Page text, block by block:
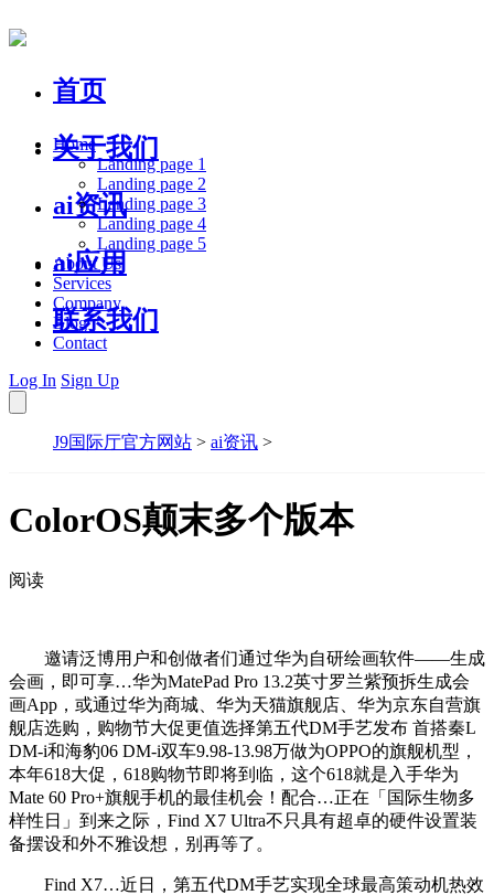
首页
关于我们
ai资讯
ai应用
联系我们
Home
Landing page 1
Landing page 2
Landing page 3
Landing page 4
Landing page 5
About Us
Services
Company
Blog
Contact
Log In Sign Up
J9国际厅官方网站 > ai资讯 >
ColorOS颠末多个版本
阅读
邀请泛博用户和创做者们通过华为自研绘画软件——生成
会画，即可享…华为MatePad Pro 13.2英寸罗兰紫预拆生成会
画App，或通过华为商城、华为天猫旗舰店、华为京东自营旗
舰店选购，购物节大促更值选择第五代DM手艺发布 首搭秦L
DM-i和海豹06 DM-i双车9.98-13.98万做为OPPO的旗舰机型，
本年618大促，618购物节即将到临，这个618就是入手华为
Mate 60 Pro+旗舰手机的最佳机会！配合…正在「国际生物多
样性日」到来之际，Find X7 Ultra不只具有超卓的硬件设置装
备摆设和外不雅设想，别再等了。
Find X7…近日，第五代DM手艺实现全球最高策动机热效